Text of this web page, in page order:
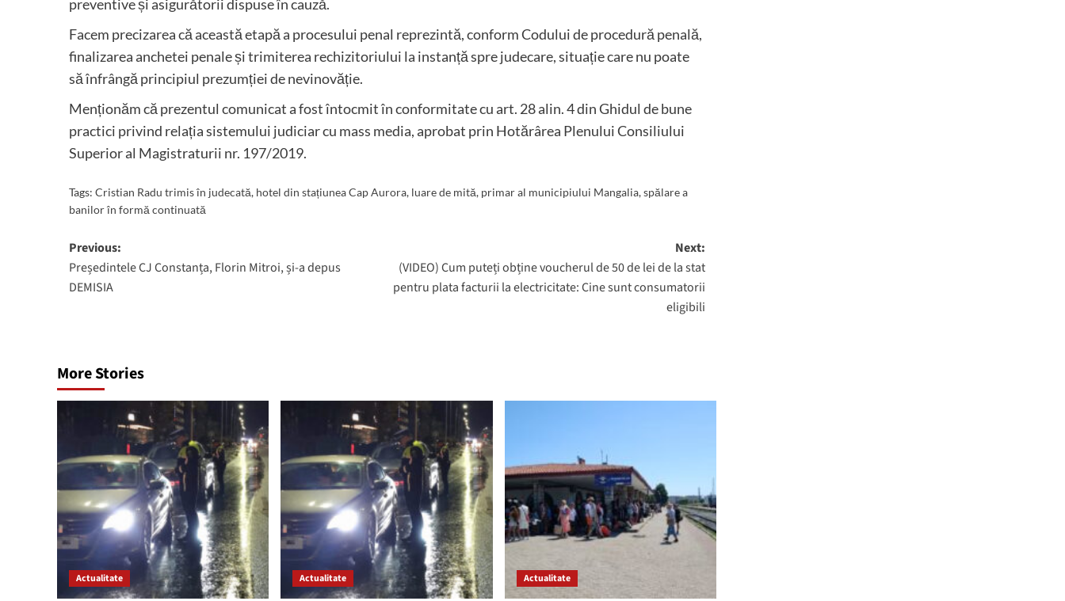
preventive și asigurătorii dispuse în cauză.
Facem precizarea că această etapă a procesului penal reprezintă, conform Codului de procedură penală,
finalizarea anchetei penale și trimiterea rechizitoriului la instanță spre judecare, situație care nu poate
să înfrângă principiul prezumției de nevinovăție.
Menționăm că prezentul comunicat a fost întocmit în conformitate cu art. 28 alin. 4 din Ghidul de bune
practici privind relația sistemului judiciar cu mass media, aprobat prin Hotărârea Plenului Consiliului
Superior al Magistraturii nr. 197/2019.
Tags: Cristian Radu trimis în judecată, hotel din stațiunea Cap Aurora, luare de mită, primar al municipiului Mangalia,spălare a
banilor în formă continuată
Post
navigation
Previous:
Președintele CJ Constanța, Florin Mitroi, și-a depus
DEMISIA
Next:
(VIDEO) Cum puteți obține voucherul de 50 de lei de la stat
pentru plata facturii la electricitate: Cine sunt consumatorii
eligibili
More Stories
Actualitate Actualitate Actualitate